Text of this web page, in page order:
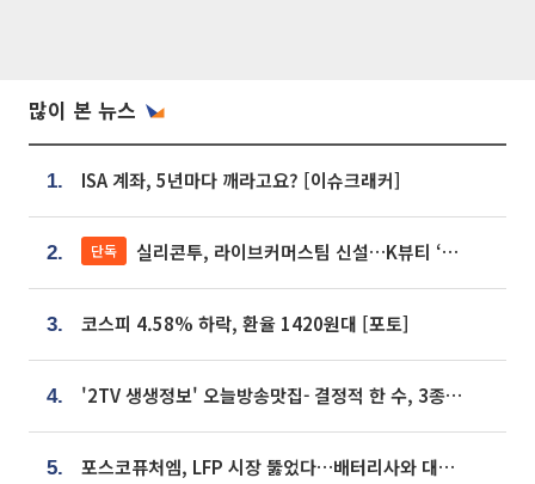
많이 본 뉴스
1. ISA 계좌, 5년마다 깨라고요? [이슈크래커]
2. 단독 실리콘투, 라이브커머스팀 신설…K뷰티 ‘글로벌 판매망’ 확대[K뷰티 라방戰]
3. 코스피 4.58% 하락, 환율 1420원대 [포토]
4. '2TV 생생정보' 오늘방송맛집- 결정적 한 수, 3종 메밀면! 메밀 소바 맛집 '의○○○○'
5. 포스코퓨처엠, LFP 시장 뚫었다…배터리사와 대규모 장기 공급 합의